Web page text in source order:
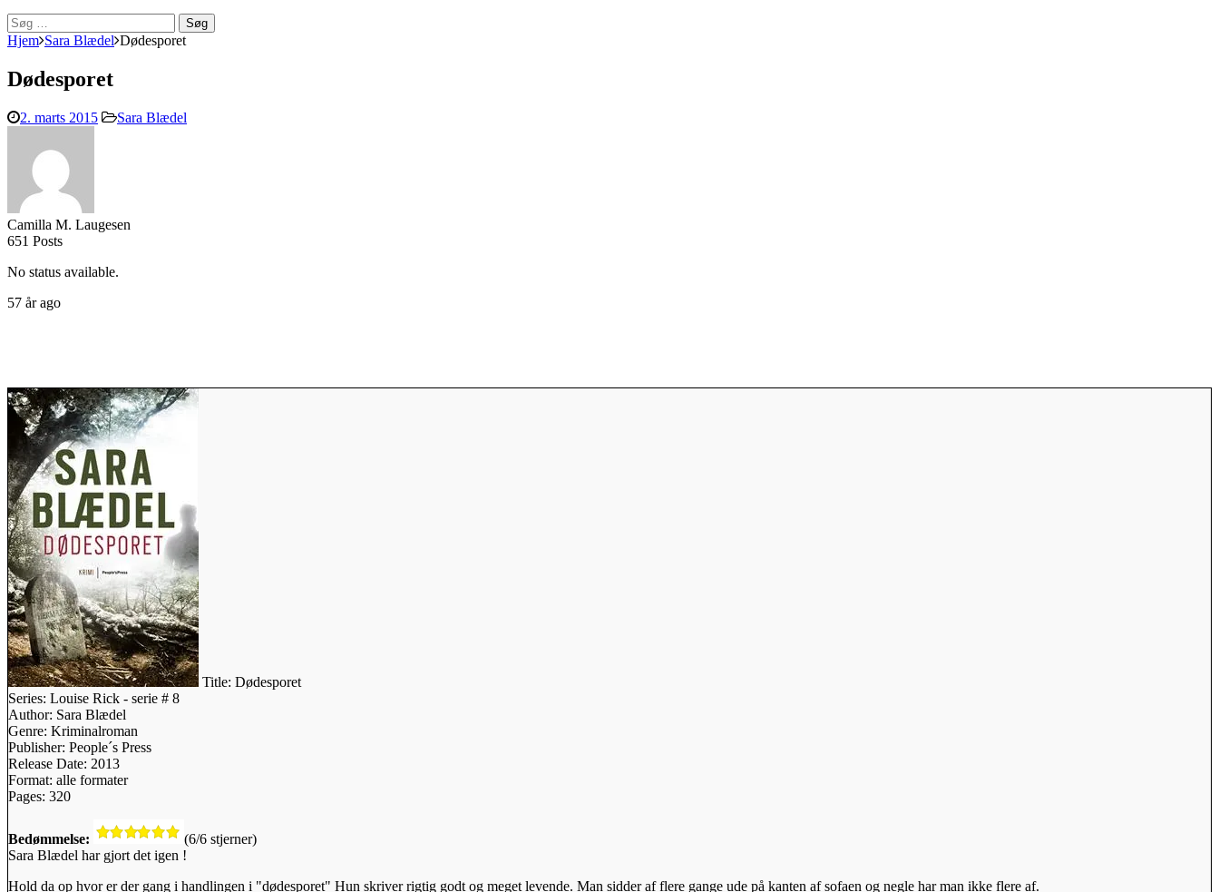
Søg
efter:
Hjem Sara Blædel Dødesporet
Dødesporet
2. marts 2015 Sara Blædel
Camilla M. Laugesen
651 Posts
No status available.
57 år ago
Title: Dødesporet
Series: Louise Rick - serie # 8
Author: Sara Blædel
Genre: Kriminalroman
Publisher: People´s Press
Release Date: 2013
Format: alle formater
Pages: 320
Bedømmelse:
(6/6 stjerner)
Sara Blædel har gjort det igen !
Hold da op hvor er der gang i handlingen i "dødesporet" Hun skriver rigtig godt og meget levende. Man sidder af flere gange ude på kanten af sofaen og negle har man ikke flere af.